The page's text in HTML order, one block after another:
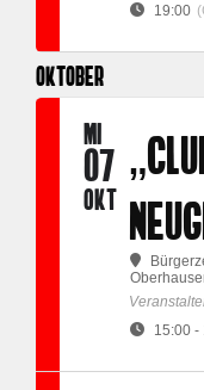
19:00
OKTOBER
MI
07
OKT
15:00 -